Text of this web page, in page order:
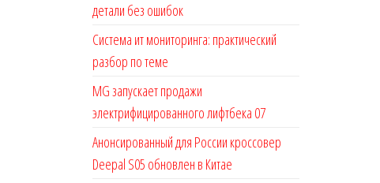
детали без ошибок
Система ит мониторинга: практический
разбор по теме
MG запускает продажи
электрифицированного лифтбека 07
Анонсированный для России кроссовер
Deepal S05 обновлен в Китае